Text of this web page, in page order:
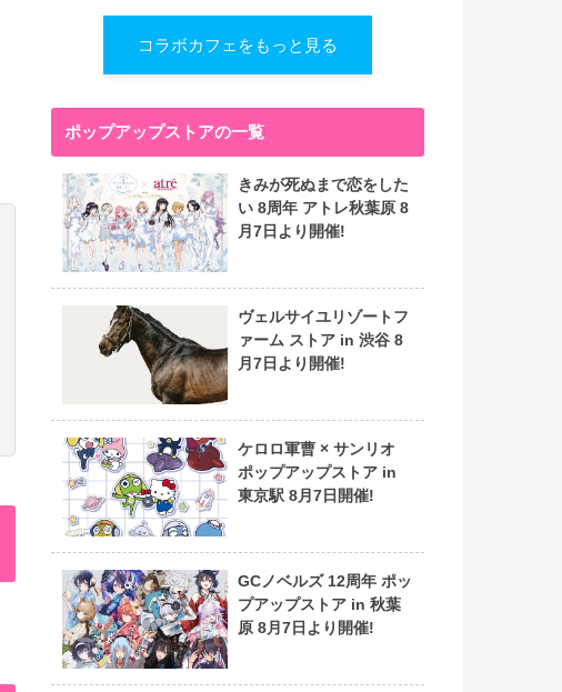
コラボカフェをもっと見る
ポップアップストアの一覧
きみが死ぬまで恋をした
い 8周年 アトレ秋葉原 8
月7日より開催!
ヴェルサイユリゾートフ
ァーム ストア in 渋谷 8
月7日より開催!
ケロロ軍曹 × サンリオ
ポップアップストア in
東京駅 8月7日開催!
GCノベルズ 12周年 ポッ
プアップストア in 秋葉
原 8月7日より開催!